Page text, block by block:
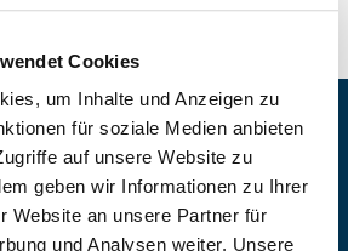
Cookies
um Inhalte und Anzeigen zu
für soziale Medien anbieten
auf unsere Website zu
geben wir Informationen zu Ihrer
Website an unsere Partner für
und Analysen weiter. Unsere
GmbH
UNS
D-92361